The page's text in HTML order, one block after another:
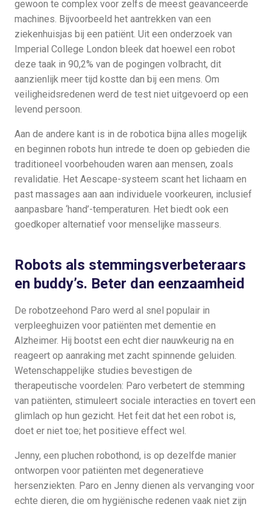
gewoon te complex voor zelfs de meest geavanceerde
machines. Bijvoorbeeld het aantrekken van een
ziekenhuisjas bij een patiënt. Uit een onderzoek van
Imperial College London bleek dat hoewel een robot
deze taak in 90,2% van de pogingen volbracht, dit
aanzienlijk meer tijd kostte dan bij een mens. Om
veiligheidsredenen werd de test niet uitgevoerd op een
levend persoon.
Aan de andere kant is in de robotica bijna alles mogelijk
en beginnen robots hun intrede te doen op gebieden die
traditioneel voorbehouden waren aan mensen, zoals
revalidatie. Het Aescape-systeem scant het lichaam en
past massages aan aan individuele voorkeuren, inclusief
aanpasbare ‘hand’-temperaturen. Het biedt ook een
goedkoper alternatief voor menselijke masseurs.
Robots als stemmingsverbeteraars
en buddy’s. Beter dan eenzaamheid
De robotzeehond Paro werd al snel populair in
verpleeghuizen voor patiënten met dementie en
Alzheimer. Hij bootst een echt dier nauwkeurig na en
reageert op aanraking met zacht spinnende geluiden.
Wetenschappelijke studies bevestigen de
therapeutische voordelen: Paro verbetert de stemming
van patiënten, stimuleert sociale interacties en tovert een
glimlach op hun gezicht. Het feit dat het een robot is,
doet er niet toe; het positieve effect wel.
Jenny, een pluchen robothond, is op dezelfde manier
ontworpen voor patiënten met degeneratieve
hersenziekten. Paro en Jenny dienen als vervanging voor
echte dieren, die om hygiënische redenen vaak niet zijn